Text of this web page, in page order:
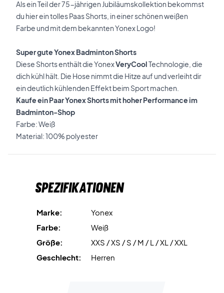
Als ein Teil der 75-jährigen Jubiläumskollektion bekommst
du hier ein tolles Paas Shorts, in einer schönen weißen
Farbe und mit dem bekannten Yonex Logo!
Super gute Yonex Badminton Shorts
Diese Shorts enthält die YonexVeryCoolTechnologie, die
dich kühl hält. Die Hose nimmt die Hitze auf und verleiht dir
ein deutlich kühlenden Effekt beim Sport machen.
Kaufe ein Paar Yonex Shorts mit hoher Performance im
Badminton-Shop
Farbe: Weiß
Material: 100% polyester
Spezifikationen
Marke:
Yonex
Farbe:
Weiß
Größe:
XXS / XS / S / M / L / XL / XXL
Geschlecht:
Herren